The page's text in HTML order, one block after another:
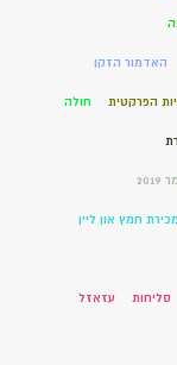
האדמור הזקן
הפרקטית חולה
מכירת חמץ און ליין
סליחות עזאזל